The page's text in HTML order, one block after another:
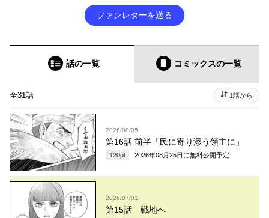
ファンレターを送る
話の一覧 コミックスの一覧
全31話 1話から
2026/08/05
第16話 前半「民に寄り添う領主に」
120pt 2026年08月25日 に無料公開予定
2026/07/01
第15話 戦地へ